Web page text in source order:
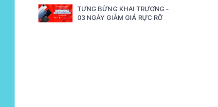
TƯNG BỪNG KHAI TRƯƠNG -
03 NGÀY GIẢM GIÁ RỰC RỠ